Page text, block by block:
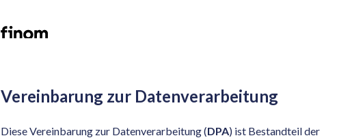
Vereinbarung zur Datenverarbeitung
Diese Vereinbarung zur Datenverarbeitung (DPA) ist Bestandteil der